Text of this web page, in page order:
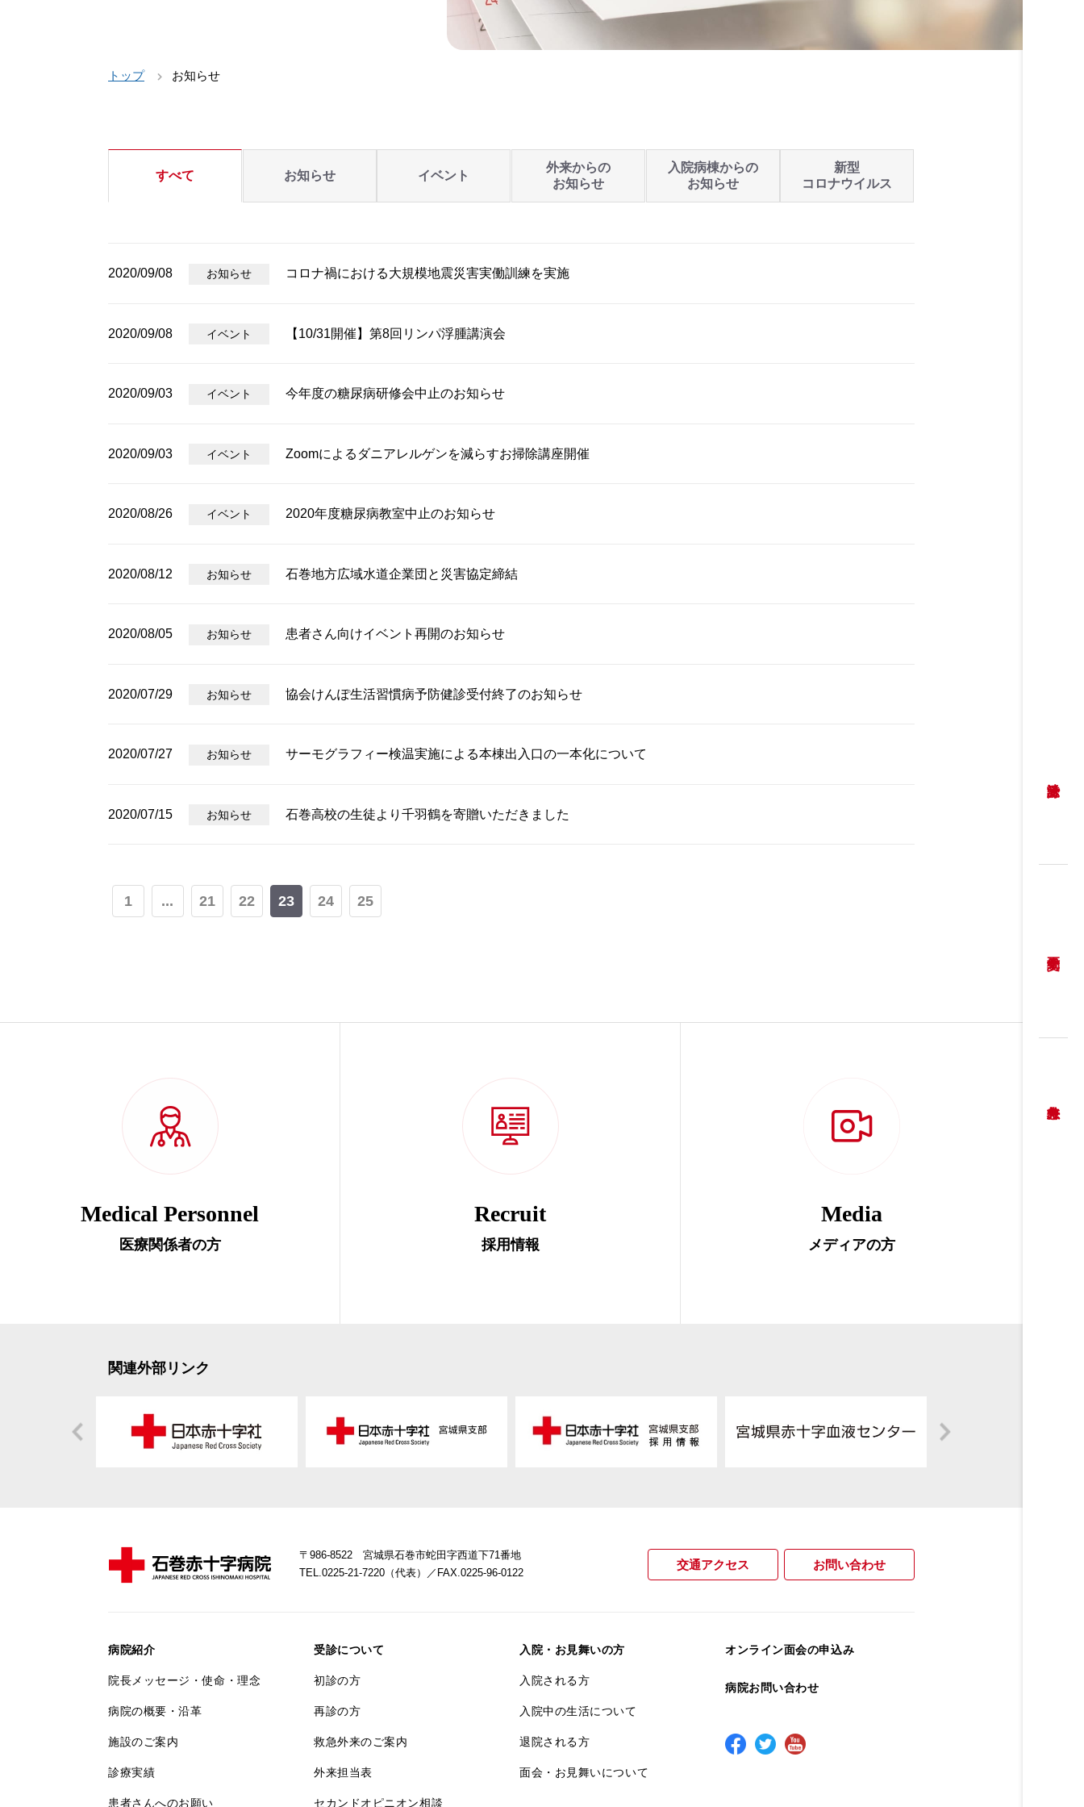
トップ お知らせ
すべて お知らせ イベント
外来からの
お知らせ
入院病棟からの
お知らせ
新型
コロナウイルス
2020/09/08 お知らせ コロナ禍における大規模地震災害実働訓練を実施
2020/09/08 イベント 【10/31開催】第8回リンパ浮腫講演会
2020/09/03 イベント 今年度の糖尿病研修会中止のお知らせ
2020/09/03 イベント Zoomによるダニアレルゲンを減らすお掃除講座開催
2020/08/26 イベント 2020年度糖尿病教室中止のお知らせ
2020/08/12 お知らせ 石巻地方広域水道企業団と災害協定締結
2020/08/05 お知らせ 患者さん向けイベント再開のお知らせ
2020/07/29 お知らせ 協会けんぽ生活習慣病予防健診受付終了のお知らせ
2020/07/27 お知らせ サーモグラフィー検温実施による本棟出入口の一本化について
2020/07/15 お知らせ 石巻高校の生徒より千羽鶴を寄贈いただきました
1 ... 21 22 23 24 25
Medical Personnel
医療関係者の方
Recruit
採用情報
Media
メディアの方
関連外部リンク
〒986-8522 宮城県石巻市蛇田字西道下71番地
TEL.0225-21-7220（代表）
／FAX.0225-96-0122
交通アクセス お問い合わせ
病院紹介
院長メッセージ・使命・理念
病院の概要・沿革
施設のご案内
診療実績
患者さんへのお願い
受診について
初診の方
再診の方
救急外来のご案内
外来担当表
セカンドオピニオン相談
入院・お見舞いの方
入院される方
入院中の生活について
退院される方
面会・お見舞いについて
オンライン面会の申込み
病院お問い合わせ